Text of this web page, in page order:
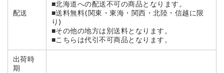
配送
■北海道への配送不可の商品となります。
■送料無料(関東・東海・関西・北陸・信越に限
り)
■その他の地方は別送料となります。
■こちらは代引不可商品となります。
出荷時
期